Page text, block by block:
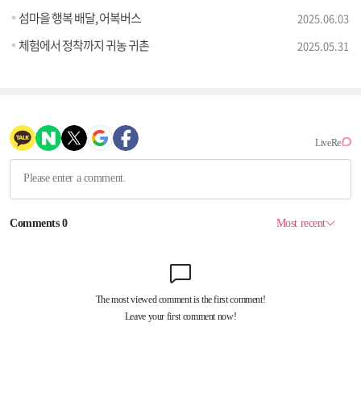
섬마을 행복 배달, 어복버스 2025.06.03
체험에서 정착까지 귀농 귀촌 2025.05.31